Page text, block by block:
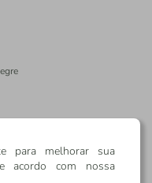
para melhorar sua
acordo com nossa